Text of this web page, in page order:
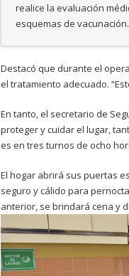
realice la evaluación
esquemas de vacunación.
Destacó que durante el
el tratamiento adecuado.
En tanto, el secretario de
proteger y cuidar el lugar,
es en tres turnos de ocho
El hogar abrirá sus puertas
seguro y cálido para
anterior, se brindará cena y